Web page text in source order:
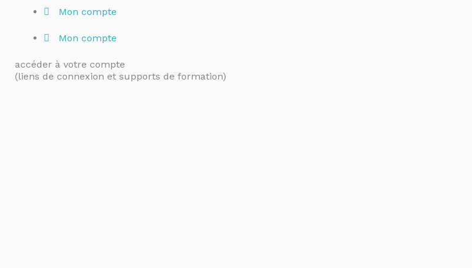
Mon compte
Mon compte
accéder à votre compte
(liens de connexion et supports de formation)